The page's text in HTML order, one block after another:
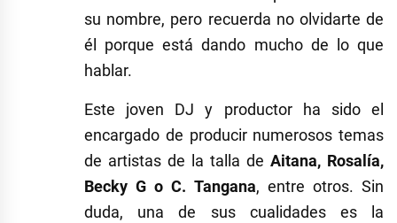
su nombre, pero recuerda no olvidarte de
él porque está dando mucho de lo que
hablar.
Este joven DJ y productor ha sido el
encargado de producir numerosos temas
de artistas de la talla de Aitana, Rosalía,
Becky G o C. Tangana, entre otros. Sin
duda, una de sus cualidades es la